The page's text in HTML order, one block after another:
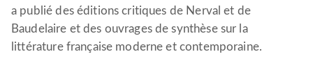
a publié des éditions critiques de Nerval et de
Baudelaire et des ouvrages de synthèse sur la
littérature française moderne et contemporaine.